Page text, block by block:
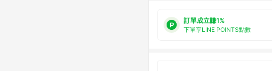
訂單成立賺1%
下單享LINE POINTS點數